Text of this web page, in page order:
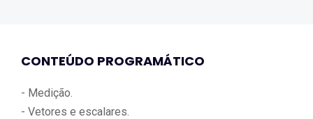
CONTEÚDO PROGRAMÁTICO
- Medição.
- Vetores e escalares.